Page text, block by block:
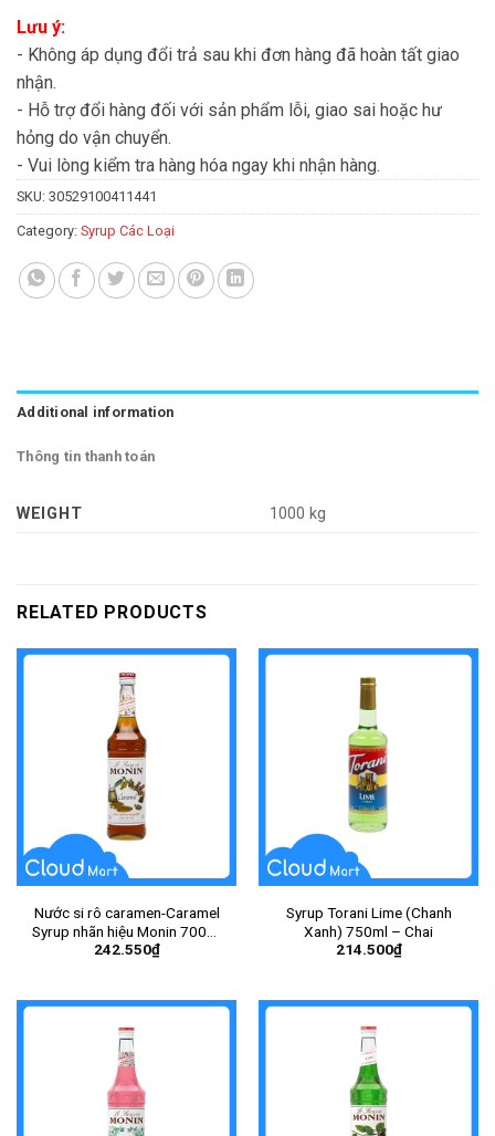
Lưu ý:
- Không áp dụng đổi trả sau khi đơn hàng đã hoàn tất giao
nhận.
- Hỗ trợ đổi hàng đối với sản phẩm lỗi, giao sai hoặc hư
hỏng do vận chuyển.
- Vui lòng kiểm tra hàng hóa ngay khi nhận hàng.
SKU: 30529100411441
Category: Syrup Các Loại
Additional information
Thông tin thanh toán
WEIGHT 1000 kg
RELATED PRODUCTS
Nước si rô caramen-Caramel
Syrup nhãn hiệu Monin 700ml
– Chai
242.550₫
Syrup Torani Lime (Chanh
Xanh) 750ml – Chai
214.500₫